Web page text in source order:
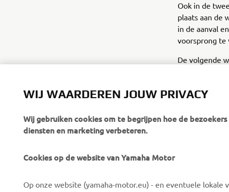
Ook in de
plaats aan de
in de aanval
voorsprong te
De volgende
CORPORATE
Over ons
VOOR BEDRIJVEN
eBike systemen
WIJ WAARDEREN JOUW PRIVACY
Wij gebruiken cookies om te begrijpen hoe de
diensten en marketing verbeteren.
Cookies op de website van Yamaha Motor
Op onze website (yamaha-motor.eu) - en eventuele lokale